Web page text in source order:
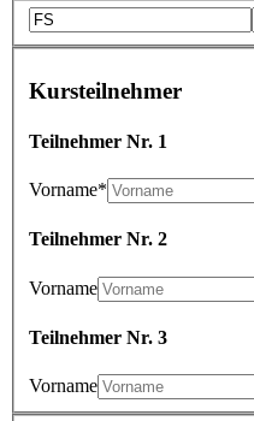
Kursteilnehmer
Teilnehmer Nr. 1
Vorname*
Teilnehmer Nr. 2
Vorname
Teilnehmer Nr. 3
Vorname